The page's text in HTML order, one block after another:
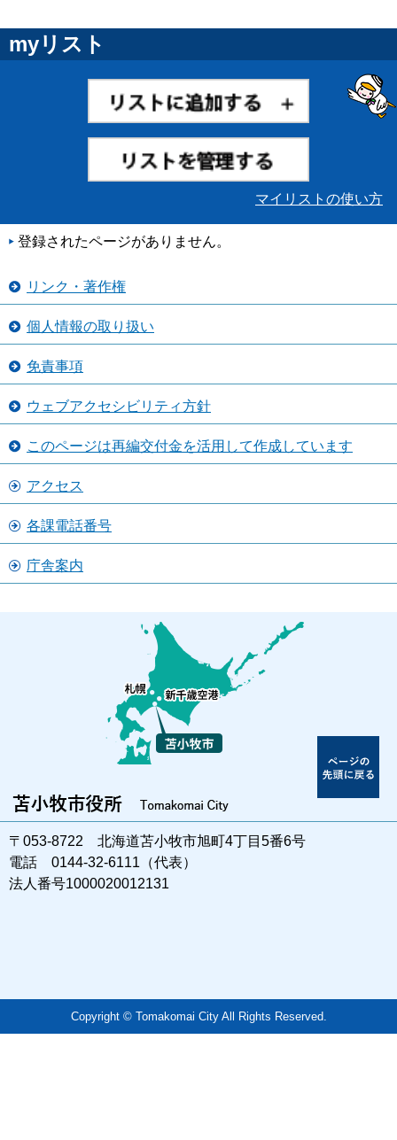
myリスト
マイリストの使い方
登録されたページがありません。
リンク・著作権
個人情報の取り扱い
免責事項
ウェブアクセシビリティ方針
このページは再編交付金を活用して作成しています
アクセス
各課電話番号
庁舎案内
〒053-8722 北海道苫小牧市旭町4丁目5番6号
電話 0144-32-6111（代表）
法人番号1000020012131
Copyright © Tomakomai City All Rights Reserved.